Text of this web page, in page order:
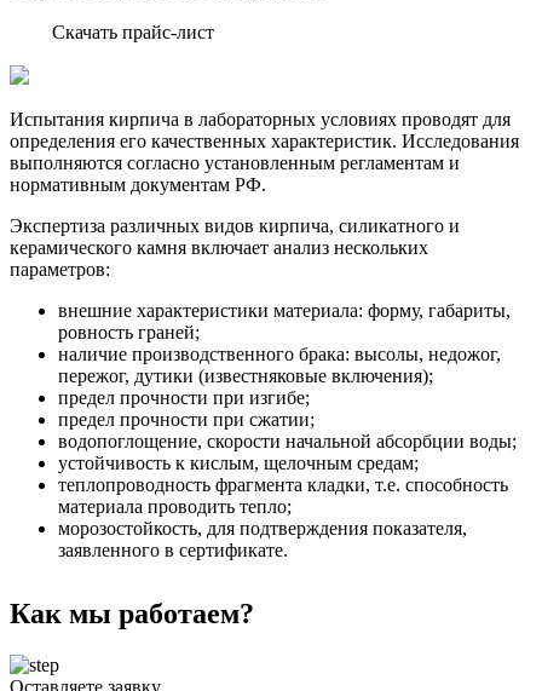
Скачать прайс-лист
Испытания кирпича в лабораторных условиях проводят для
определения его качественных характеристик. Исследования
выполняются согласно установленным регламентам и
нормативным документам РФ.
Экспертиза различных видов кирпича, силикатного и
керамического камня включает анализ нескольких
параметров:
внешние характеристики материала: форму, габариты,
ровность граней;
наличие производственного брака: высолы, недожог,
пережог, дутики (известняковые включения);
предел прочности при изгибе;
предел прочности при сжатии;
водопоглощение, скорости начальной абсорбции воды;
устойчивость к кислым, щелочным средам;
теплопроводность фрагмента кладки, т.е. способность
материала проводить тепло;
морозостойкость, для подтверждения показателя,
заявленного в сертификате.
Как мы работаем?
Оставляете заявку